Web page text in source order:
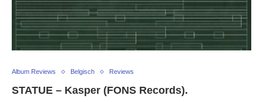
Album Reviews Belgisch Reviews
STATUE – Kasper (FONS Records).